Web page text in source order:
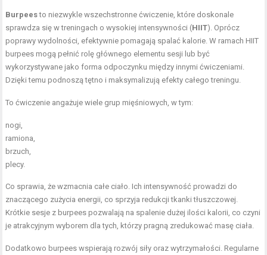
Burpeesto niezwykle wszechstronne ćwiczenie, które doskonale
sprawdza się w treningach o wysokiej intensywności (HIIT). Oprócz
poprawy wydolności, efektywnie pomagają spalać kalorie. W ramach HIIT
burpees mogą pełnić rolę głównego elementu sesji lub być
wykorzystywane jako forma odpoczynku między innymi ćwiczeniami.
Dzięki temu podnoszą tętno i maksymalizują efekty całego treningu.
To ćwiczenie angażuje wiele grup mięśniowych, w tym:
nogi,
ramiona,
brzuch,
plecy.
Co sprawia, że wzmacnia całe ciało. Ich intensywność prowadzi do
znaczącego zużycia energii, co sprzyja redukcji tkanki tłuszczowej.
Krótkie sesje z burpees pozwalają na spalenie dużej ilości kalorii, co czyni
je atrakcyjnym wyborem dla tych, którzy pragną zredukować masę ciała.
Dodatkowo burpees wspierają rozwój siły oraz wytrzymałości. Regularne